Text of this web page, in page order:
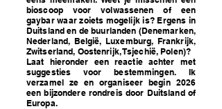
bioscoop voor volwassenen of een
gaybar waar zoiets mogelijk is? Ergens in
Duitsland en de buurlanden (Denemarken,
Nederland, België, Luxemburg, Frankrijk,
Zwitserland, Oostenrijk, Tsjechië, Polen)?
Laat hieronder een reactie achter met
suggesties voor bestemmingen. Ik
verzamel ze en organiseer begin 2026
een bijzondere rondreis door Duitsland of
Europa.